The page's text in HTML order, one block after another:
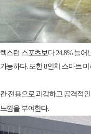
렉스턴 스포츠보다24.8%늘어
가능하다. 또한8인치 스마트 미
칸 전용으로 과감하고 공격적
느낌을 부여한다.